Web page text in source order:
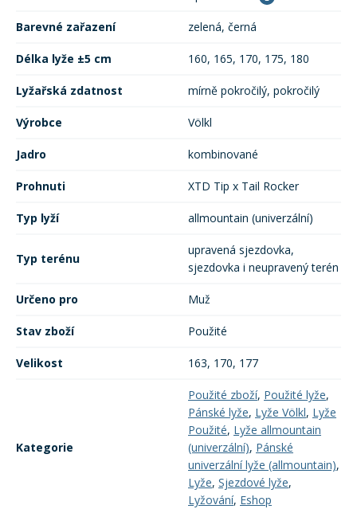
Barevné zařazení zelená, černá
Délka lyže ±5 cm 160, 165, 170, 175, 180
Lyžařská zdatnost mírně pokročilý, pokročilý
Výrobce Völkl
Jadro kombinované
Prohnuti XTD Tip x Tail Rocker
Typ lyží allmountain (univerzální)
Typ terénu
upravená sjezdovka,
sjezdovka i neupravený terén
Určeno pro Muž
Stav zboží Použité
Velikost 163, 170, 177
Kategorie
Použité zboží, Použité lyže,
Pánské lyže, Lyže Völkl, Lyže
Použité, Lyže allmountain
(univerzální), Pánské
univerzální lyže (allmountain),
Lyže, Sjezdové lyže,
Lyžování, Eshop